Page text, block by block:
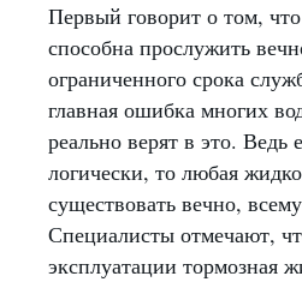
Первый говорит о том,
способна прослужить
ограниченного срока
главная ошибка многих
реально верят в это. Ведь
логически, то любая
существовать вечно,
Специалисты отмечают,
эксплуатации тормозная